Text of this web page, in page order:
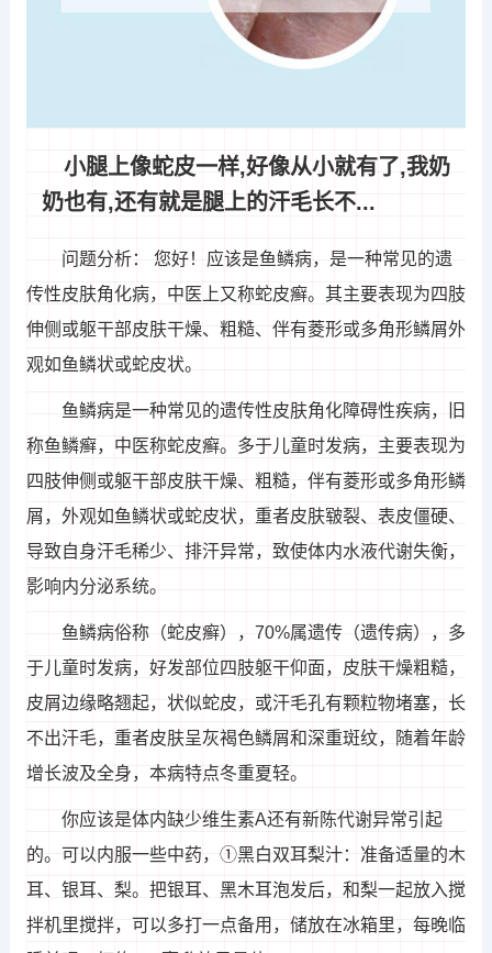
小腿上像蛇皮一样,好像从小就有了,我奶
奶也有,还有就是腿上的汗毛长不...
问题分析： 您好！应该是鱼鳞病，是一种常见的遗
传性皮肤角化病，中医上又称蛇皮癣。其主要表现为四肢
伸侧或躯干部皮肤干燥、粗糙、伴有菱形或多角形鳞屑外
观如鱼鳞状或蛇皮状。
鱼鳞病是一种常见的遗传性皮肤角化障碍性疾病，旧
称鱼鳞癣，中医称蛇皮癣。多于儿童时发病，主要表现为
四肢伸侧或躯干部皮肤干燥、粗糙，伴有菱形或多角形鳞
屑，外观如鱼鳞状或蛇皮状，重者皮肤皲裂、表皮僵硬、
导致自身汗毛稀少、排汗异常，致使体内水液代谢失衡，
影响内分泌系统。
鱼鳞病俗称（蛇皮癣），70%属遗传（遗传病），多
于儿童时发病，好发部位四肢躯干仰面，皮肤干燥粗糙，
皮屑边缘略翘起，状似蛇皮，或汗毛孔有颗粒物堵塞，长
不出汗毛，重者皮肤呈灰褐色鳞屑和深重斑纹，随着年龄
增长波及全身，本病特点冬重夏轻。
你应该是体内缺少维生素A还有新陈代谢异常引起
的。可以内服一些中药，①黑白双耳梨汁：准备适量的木
耳、银耳、梨。把银耳、黑木耳泡发后，和梨一起放入搅
拌机里搅拌，可以多打一点备用，储放在冰箱里，每晚临